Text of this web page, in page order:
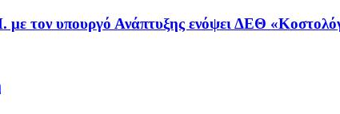
με τον υπουργό Ανάπτυξης ενόψει ΔΕΘ